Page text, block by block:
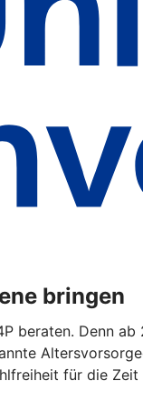
bringen
beraten. Denn
für die Zeit